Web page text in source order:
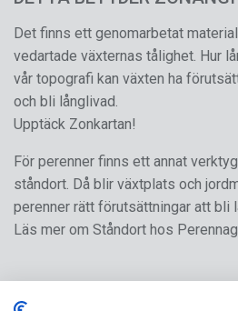
Det finns ett genomarbetat
vedartade växternas tålighet. Hur
vår topografi kan växten ha
och bli långlivad.
Upptäck Zonkartan!
För perenner finns ett annat
ståndort. Då blir växtplats och
perenner rätt förutsättningar att bli
Läs mer om Ståndort hos